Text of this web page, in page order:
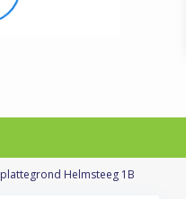
plattegrond Helmsteeg 1B